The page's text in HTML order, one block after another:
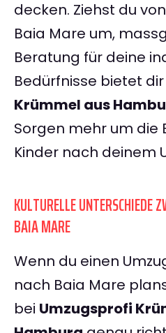
decken. Ziehst du
Baia Mare um,
Beratung für deine
Bedürfnisse bietet dir
Krümmel aus
Sorgen mehr um die
Kinder nach deinem
KULTURELLE UNTERSCHIEDE
BAIA MARE
Wenn du einen
nach Baia Mare
bei Umzugsprofi